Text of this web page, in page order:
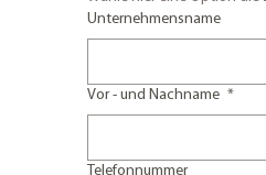
Unternehmensname
Vor - und Nachname *
Telefonnummer